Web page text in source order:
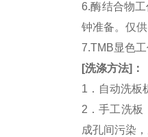
6.酶结合物
钟准备。仅
7.TMB显色
[洗涤方法] ：
1．自动洗板
2．手工洗板
成孔间污染